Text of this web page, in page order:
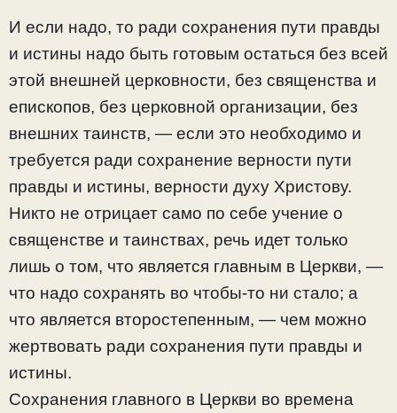
И если надо, то ради сохранения пути правды
и истины надо быть готовым остаться без всей
этой внешней церковности, без священства и
епископов, без церковной организации, без
внешних таинств, — если это необходимо и
требуется ради сохранение верности пути
правды и истины, верности духу Христову.
Никто не отрицает само по себе учение о
священстве и таинствах, речь идет только
лишь о том, что является главным в Церкви, —
что надо сохранять во чтобы-то ни стало; а
что является второстепенным, — чем можно
жертвовать ради сохранения пути правды и
истины.
Сохранения главного в Церкви во времена